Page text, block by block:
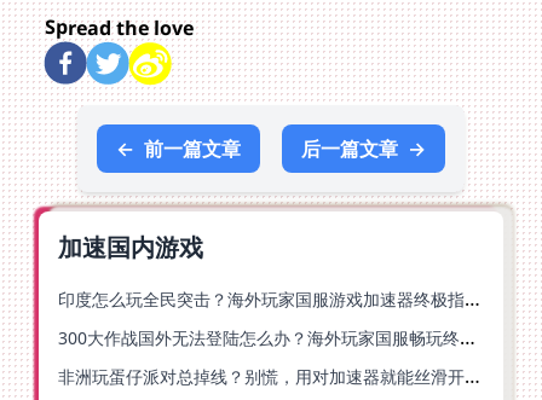
Spread the love
← 前一篇文章 后一篇文章 →
加速国内游戏
印度怎么玩全民突击？海外玩家国服游戏加速器终极指南（附原神延迟优化+精灵之境加速器选择）
300大作战国外无法登陆怎么办？海外玩家国服畅玩终极指南（附实测推荐）
非洲玩蛋仔派对总掉线？别慌，用对加速器就能丝滑开跑！